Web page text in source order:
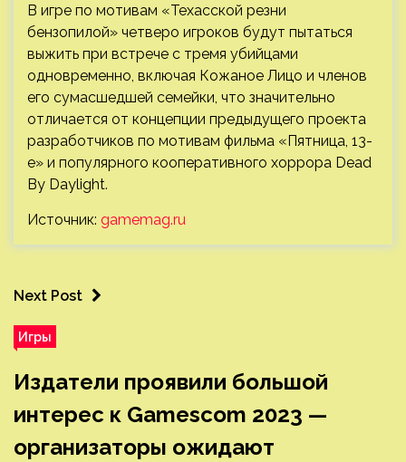
В игре по мотивам «Техасской резни
бензопилой» четверо игроков будут пытаться
выжить при встрече с тремя убийцами
одновременно, включая Кожаное Лицо и членов
его сумасшедшей семейки, что значительно
отличается от концепции предыдущего проекта
разработчиков по мотивам фильма «Пятница, 13-
е» и популярного кооперативного хоррора Dead
By Daylight.
Источник: gamemag.ru
Next Post
Игры
Издатели проявили большой
интерес к Gamescom 2023 —
организаторы ожидают